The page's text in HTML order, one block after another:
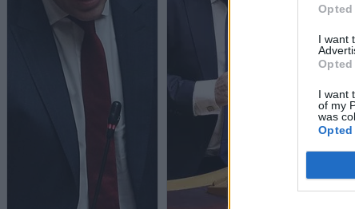
Opted
I want
Opted
I want
of my
was